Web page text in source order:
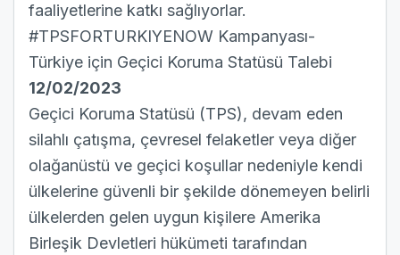
faaliyetlerine katkı sağlıyorlar.
#TPSFORTURKIYENOW Kampanyası-
Türkiye için Geçici Koruma Statüsü Talebi
12/02/2023
Geçici Koruma Statüsü (TPS), devam eden
silahlı çatışma, çevresel felaketler veya diğer
olağanüstü ve geçici koşullar nedeniyle kendi
ülkelerine güvenli bir şekilde dönemeyen belirli
ülkelerden gelen uygun kişilere Amerika
Birleşik Devletleri hükümeti tarafından